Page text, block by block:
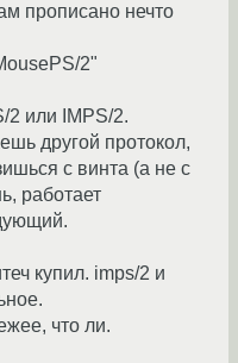
прописано нечто
2"
2 или IMPS/2.
другой протокол,
с винта (а не с
работает
купил. imps/2 и
что ли.